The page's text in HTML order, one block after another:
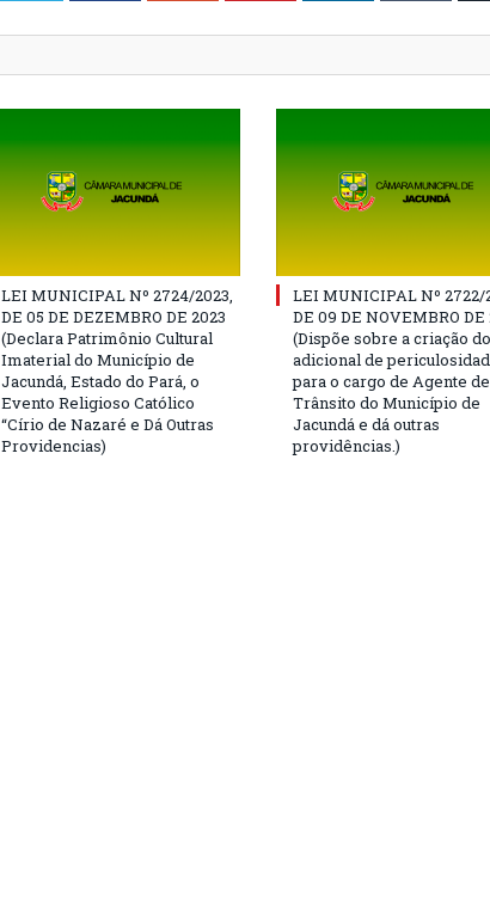
LEI MUNICIPAL Nº 2724/2023,
DE 05 DE DEZEMBRO DE 2023
(Declara Patrimônio Cultural
Imaterial do Município de
Jacundá, Estado do Pará, o
Evento Religioso Católico
“Círio de Nazaré e Dá Outras
Providencias)
LEI MUNICIPAL Nº 2722/
DE 09 DE NOVEMBRO DE
(Dispõe sobre a criação do
adicional de
para o cargo de Agente de
Trânsito do Município de
Jacundá e dá outras
providências.)